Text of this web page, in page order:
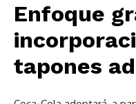
Enfoque
tapones